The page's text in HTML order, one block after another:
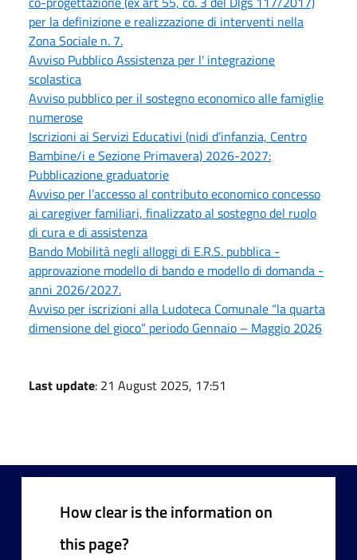
per la definizione e realizzazione di interventi nella
Zona Sociale n. 7.
Avviso Pubblico Assistenza per l' integrazione
scolastica
Avviso pubblico per il sostegno economico alle famiglie
numerose
Iscrizioni ai Servizi Educativi (nidi d’infanzia, Centro
Bambine/i e Sezione Primavera) 2026-2027:
Pubblicazione graduatorie
Avviso per l’accesso al contributo economico concesso
ai caregiver familiari, finalizzato al sostegno del ruolo
di cura e di assistenza
Bando Mobilità negli alloggi di E.R.S. pubblica -
approvazione modello di bando e modello di domanda -
anni 2026/2027.
Avviso per iscrizioni alla Ludoteca Comunale “la quarta
dimensione del gioco” periodo Gennaio – Maggio 2026
Last update: 21 August 2025, 17:51
How clear is the information on
this page?